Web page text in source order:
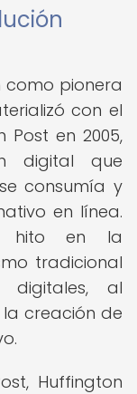
como pionera
con el
Post en 2005,
digital que
consumía y
en línea.
hito en la
tradicional
digitales, al
creación de
Huffington